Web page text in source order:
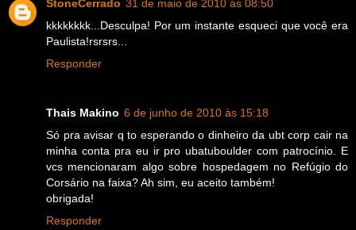
StoneCerrado 31 de maio de 2010 às 08:50
kkkkkkkk...Desculpa! Por um instante esqueci que você era
Paulista!rsrsrs...
Responder
Thais Makino 6 de junho de 2010 às 15:18
Só pra avisar q to esperando o dinheiro da ubt corp cair na
minha conta pra eu ir pro ubatuboulder com patrocínio. E
vcs mencionaram algo sobre hospedagem no Refúgio do
Corsário na faixa? Ah sim, eu aceito também!
obrigada!
Responder